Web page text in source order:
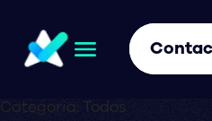
Categoria: Todos